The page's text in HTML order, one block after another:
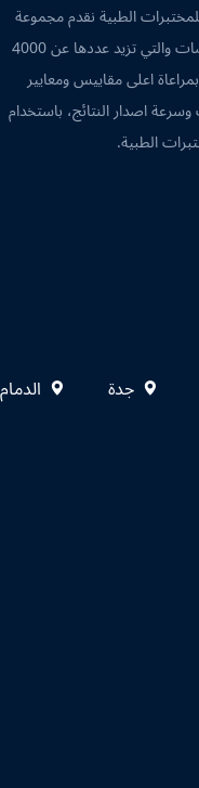
الطبية نقدم مجموعة
متنوعة من الفحوصات والتي تزيد عددها عن 4000
اعلى مقاييس ومعايير
وسرعة اصدار النتائج، باستخدام
الطبية.
جدة الدمام